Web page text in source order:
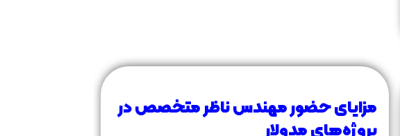
مزایای حضور مهندس ناظر متخصص در